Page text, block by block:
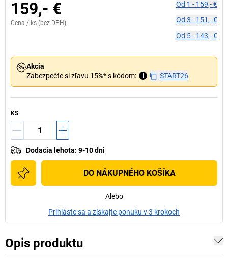
159,- €
Cena / ks (bez DPH)
Od 1 - 159,- €
Od 3 - 151,- €
Od 5- 143,- €
Akcia
Zabezpečte si zľavu 15%* s kódom:
i START26
KS
Dodacia lehota: 9-10 dni
DO NÁKUPNÉHO KOŠÍKA
Alebo
Prihláste sa a získajte ponuku v 3 krokoch
Opis produktu